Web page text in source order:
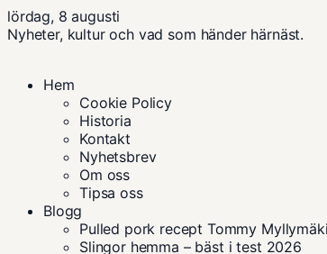
lördag, 8 augusti
Nyheter, kultur och vad som händer härnäst.
Hem
Cookie Policy
Historia
Kontakt
Nyhetsbrev
Om oss
Tipsa oss
Blogg
Pulled pork recept Tommy
Slingor hemma – bäst i test 2026